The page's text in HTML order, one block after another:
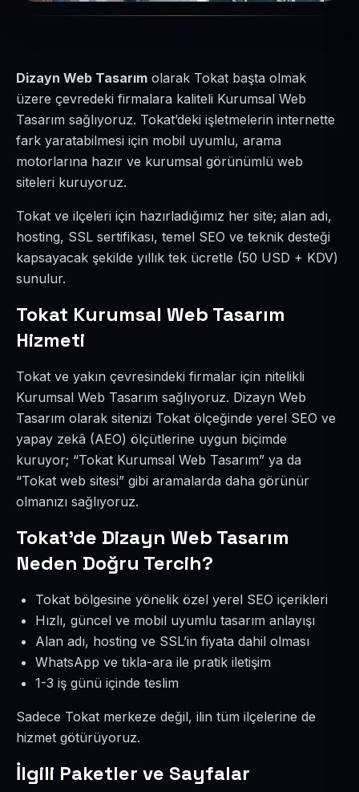
Dizayn Web Tasarım olarak Tokat başta olmak
üzere çevredeki firmalara kaliteli Kurumsal Web
Tasarım sağlıyoruz. Tokat’deki işletmelerin internette
fark yaratabilmesi için mobil uyumlu, arama
motorlarına hazır ve kurumsal görünümlü web
siteleri kuruyoruz.
Tokat ve ilçeleri için hazırladığımız her site; alan adı,
hosting, SSL sertifikası, temel SEO ve teknik desteği
kapsayacak şekilde yıllık tek ücretle (50 USD + KDV)
sunulur.
Tokat Kurumsal Web Tasarım
Hizmeti
Tokat ve yakın çevresindeki firmalar için nitelikli
Kurumsal Web Tasarım sağlıyoruz. Dizayn Web
Tasarım olarak sitenizi Tokat ölçeğinde yerel SEO ve
yapay zekâ (AEO) ölçütlerine uygun biçimde
kuruyor; “Tokat Kurumsal Web Tasarım” ya da
“Tokat web sitesi” gibi aramalarda daha görünür
olmanızı sağlıyoruz.
Tokat’de Dizayn Web Tasarım
Neden Doğru Tercih?
Tokat bölgesine yönelik özel yerel SEO içerikleri
Hızlı, güncel ve mobil uyumlu tasarım anlayışı
Alan adı, hosting ve SSL’in fiyata dahil olması
WhatsApp ve tıkla-ara ile pratik iletişim
1-3 iş günü içinde teslim
Sadece Tokat merkeze değil, ilin tüm ilçelerine de
hizmet götürüyoruz.
İlgili Paketler ve Sayfalar